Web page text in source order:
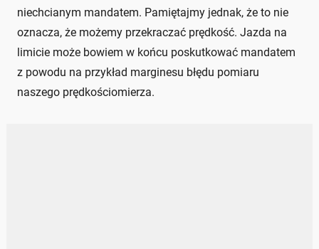
niechcianym mandatem. Pamiętajmy jednak, że to nie
oznacza, że możemy przekraczać prędkość. Jazda na
limicie może bowiem w końcu poskutkować mandatem
z powodu na przykład marginesu błędu pomiaru
naszego prędkościomierza.